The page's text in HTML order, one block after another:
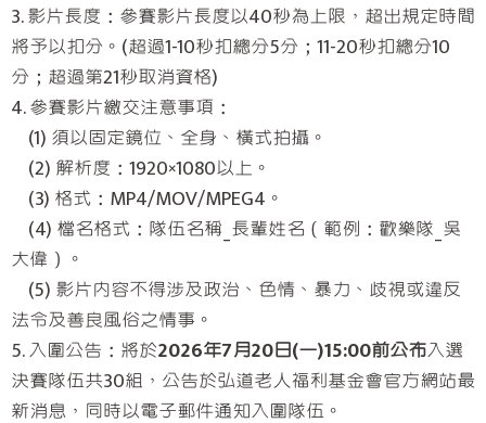
3. 影片長度：參賽影片長度以40秒為上限，超出規定時間
將予以扣分。(超過1-10秒扣總分5分；11-20秒扣總分10
分；超過第21秒取消資格)
4. 參賽影片繳交注意事項：
(1) 須以固定鏡位、全身、橫式拍攝。
(2) 解析度：1920×1080以上。
(3) 格式：MP4/MOV/MPEG4。
(4) 檔名格式：隊伍名稱_長輩姓名（範例：歡樂隊_吳
大偉）。
(5) 影片內容不得涉及政治、色情、暴力、歧視或違反
法令及善良風俗之情事。
5. 入圍公告：將於2026年7月20日(一)15:00前公布入選
決賽隊伍共30組，公告於弘道老人福利基金會官方網站最
新消息，同時以電子郵件通知入圍隊伍。